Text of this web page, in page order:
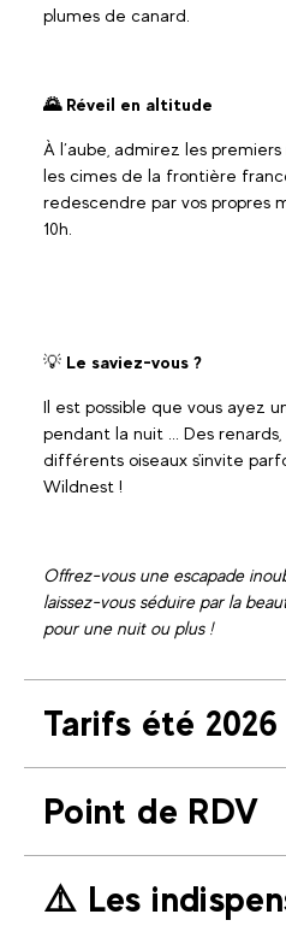
plumes de canard.
🌄 Réveil en altitude
À l’aube, admirez les
les cimes de la frontière
redescendre par vos propres
10h.
💡 Le saviez-vous ?
Il est possible que vous ayez
pendant la nuit ... Des
différents oiseaux s'invite
Wildnest !
Offrez-vous une escapade
laissez-vous séduire par la
pour une nuit ou plus !
Tarifs été 2026
Point de RDV
⚠️​ Les